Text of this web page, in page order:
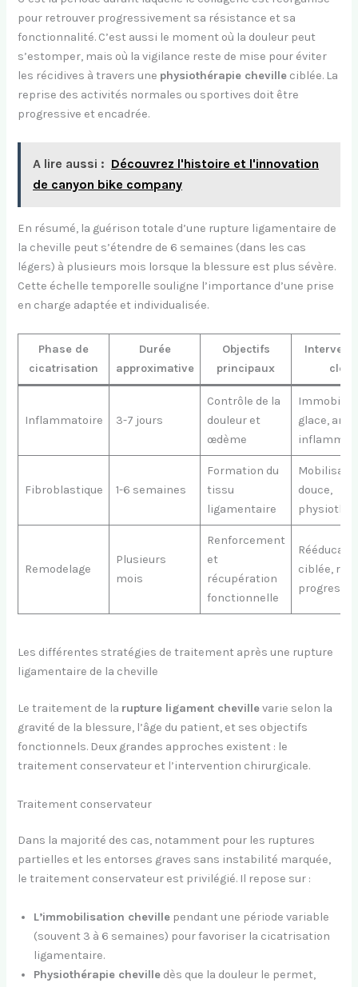
pour retrouver progressivement sa résistance et sa
fonctionnalité. C’est aussi le moment où la douleur peut
s’estomper, mais où la vigilance reste de mise pour éviter
les récidives à travers une physiothérapie cheville ciblée. La
reprise des activités normales ou sportives doit être
progressive et encadrée.
A lire aussi : Découvrez l'histoire et l'innovation
de canyon bike company
En résumé, la guérison totale d’une rupture ligamentaire de
la cheville peut s’étendre de 6 semaines (dans les cas
légers) à plusieurs mois lorsque la blessure est plus sévère.
Cette échelle temporelle souligne l’importance d’une prise
en charge adaptée et individualisée.
Phase de
cicatrisation
Durée
approximative
Objectifs
principaux
clés
Inflammatoire 3-7 jours
Contrôle de la
douleur et
œdème
glace, anti-
Fibroblastique 1-6 semaines
Formation du
tissu
ligamentaire
douce,
Remodelage
Plusieurs
mois
Renforcement
et
récupération
fonctionnelle
ciblée,
Les différentes stratégies de traitement après une rupture
ligamentaire de la cheville
Le traitement de la rupture ligament chevillevarie selon la
gravité de la blessure, l’âge du patient, et ses objectifs
fonctionnels. Deux grandes approches existent : le
traitement conservateur et l’intervention chirurgicale.
Traitement conservateur
Dans la majorité des cas, notamment pour les ruptures
partielles et les entorses graves sans instabilité marquée,
le traitement conservateur est privilégié. Il repose sur :
L’immobilisation cheville pendant une période variable
(souvent 3 à 6 semaines) pour favoriser la cicatrisation
ligamentaire.
Physiothérapie cheville dès que la douleur le permet,